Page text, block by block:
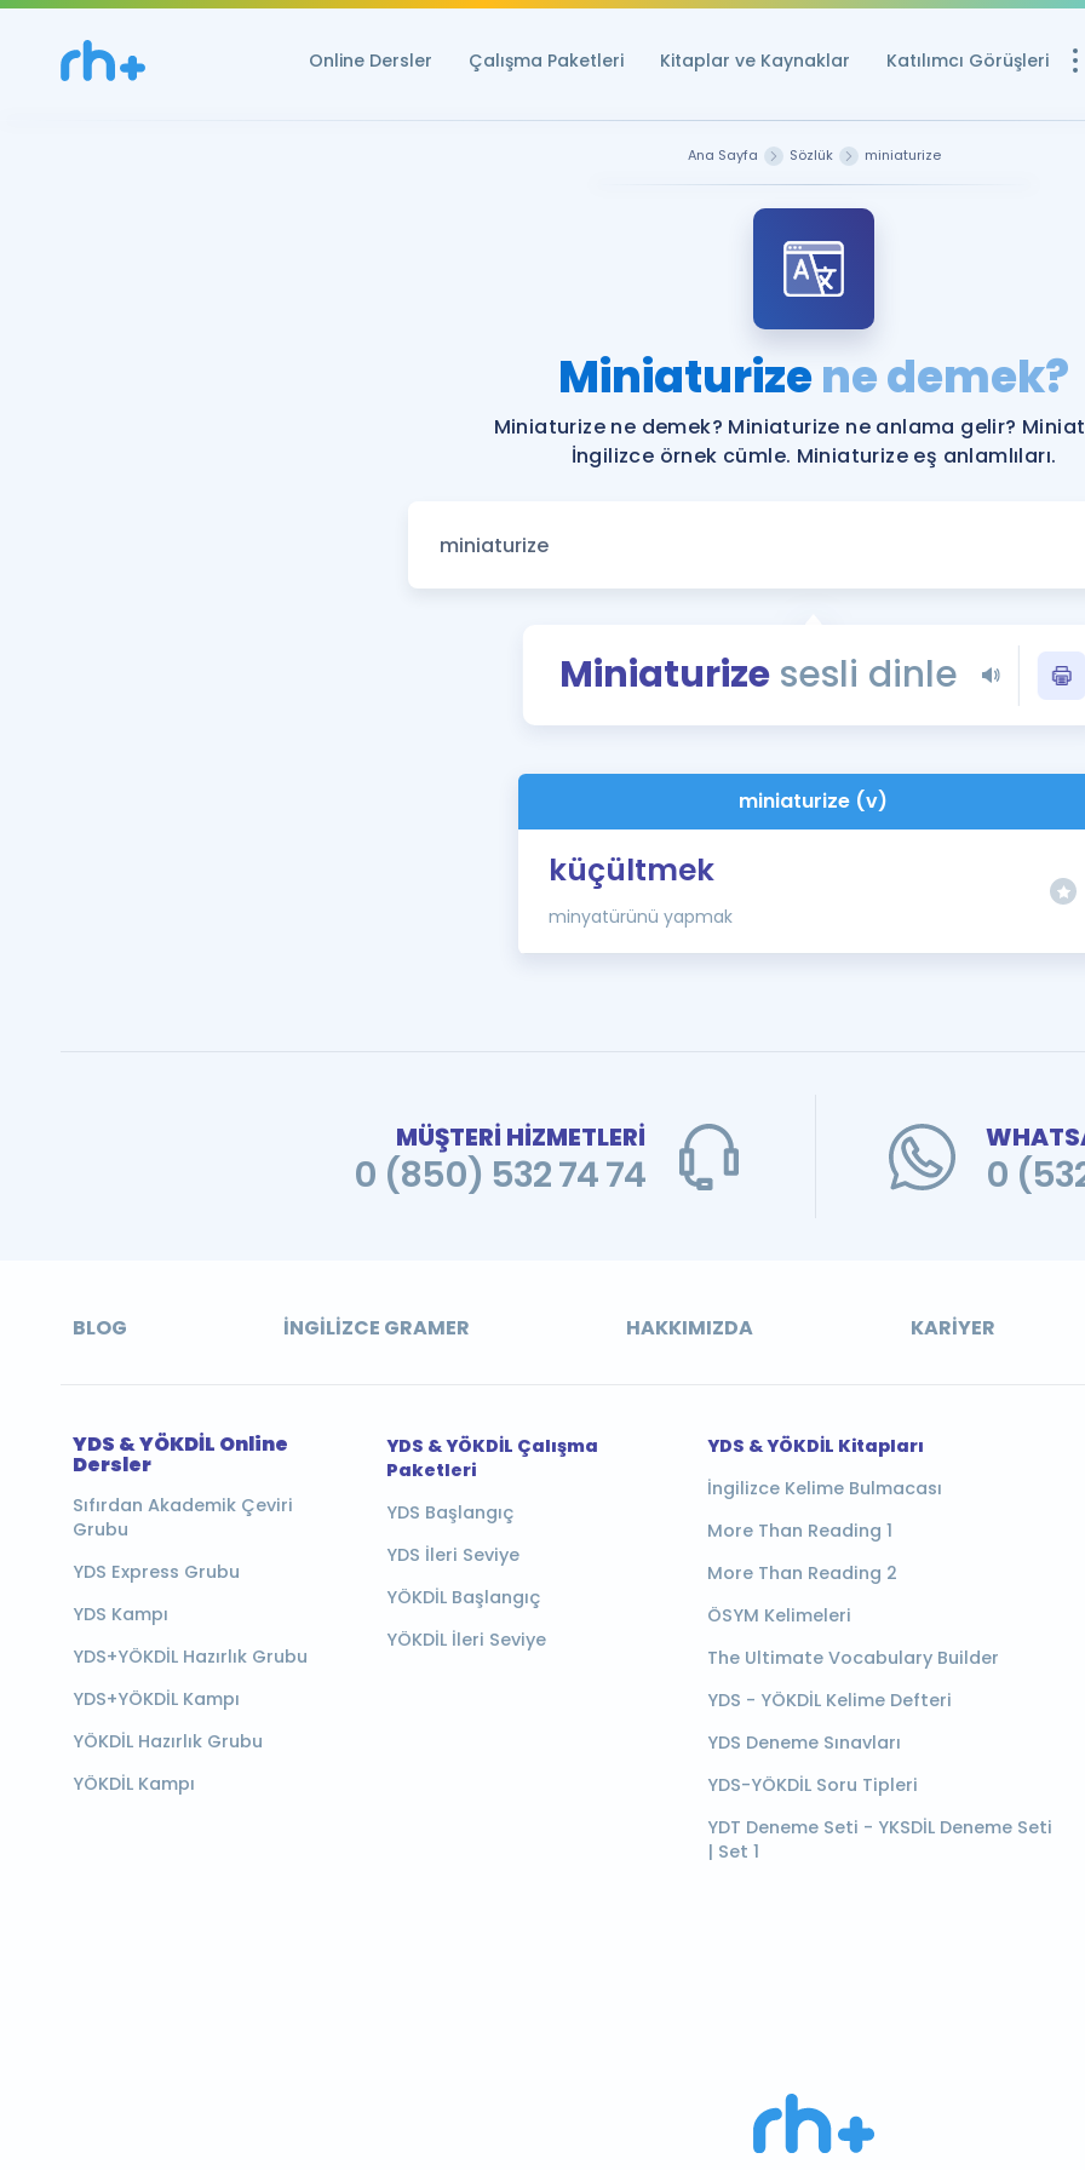
Online Dersler Çalışma Paketleri Kitaplar ve Kaynaklar Katılımcı Görüşleri
Ücretsiz
YDS ve YÖKDİL
YDS ve YÖKDİL'e
Tüm ÖSYM
YDS - YÖKDİL
İngilizce
Ana Sayfa Sözlük miniaturize
Miniaturizene demek?
Miniaturize ne demek? Miniaturize ne anlama gelir?
İngilizce örnek cümle. Miniaturize eş anlamlıları.
Miniaturizesesli dinle
miniaturize (v)
küçültmek
minyatürünü yapmak
MÜŞTERİ HİZMETLERİ
0 (850) 532 74 74 0
BLOG İNGILIZCE GRAMER HAKKIMIZDA KARIYER
YDS & YÖKDİL Online
Dersler
Sıfırdan Akademik Çeviri
Grubu
YDS Express Grubu
YDS Kampı
YDS+YÖKDİL Hazırlık Grubu
YDS+YÖKDİL Kampı
YÖKDİL Hazırlık Grubu
YÖKDİL Kampı
YDS & YÖKDİL Çalışma
Paketleri
YDS Başlangıç
YDS İleri Seviye
YÖKDİL Başlangıç
YÖKDİL İleri Seviye
YDS & YÖKDİL Kitapları
İngilizce Kelime Bulmacası
More Than Reading 1
More Than Reading 2
ÖSYM Kelimeleri
The Ultimate Vocabulary Builder
YDS - YÖKDİL Kelime Defteri
YDS Deneme Sınavları
YDS-YÖKDİL Soru Tipleri
YDT Deneme Seti - YKSDİL Deneme Seti
| Set 1